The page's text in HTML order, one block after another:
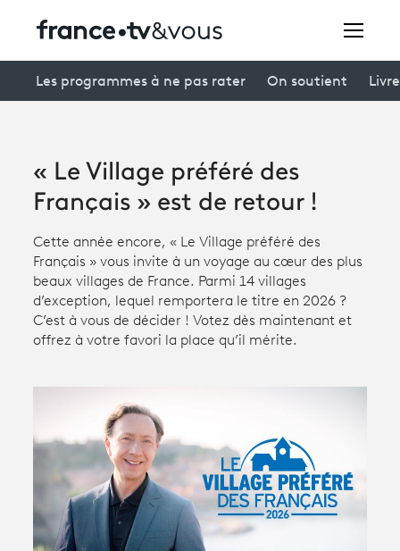
connexion
Avantages fidélité
Creators
Participer et assister à une émission
À votre écoute
Productions et innovation
Les programmes à ne pas rater On soutient
« Le Village préféré des
Français » est de retour !
Cette année encore, « Le Village préféré des
Français » vous invite à un voyage au cœur des plus
beaux villages de France. Parmi 14 villages
d’exception, lequel remportera le titre en 2026 ?
C’est à vous de décider ! Votez dès maintenant et
offrez à votre favori la place qu’il mérite.